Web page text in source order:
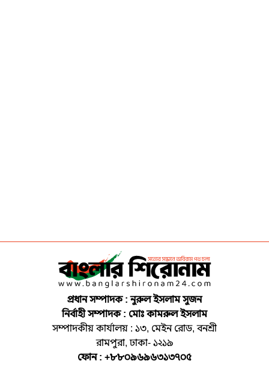
প্রধান সম্পাদক : নুরুল ইসলাম সুজন
নির্বাহী সম্পাদক : মোঃ কামরুল ইসলাম
সম্পাদকীয় কার্যালয় : ১৩, মেইন রোড, বনশ্রী
রামপুরা, ঢাকা- ১২১৯
ফোন : +৮৮০৯৬৯৬৩১৩৭০৫